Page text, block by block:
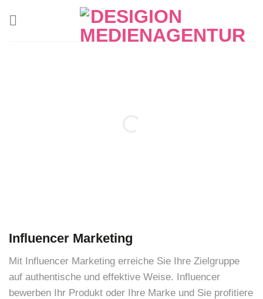
Influencer Marketing
Mit Influencer Marketing erreiche Sie Ihre Zielgruppe
auf authentische und effektive Weise. Influencer
bewerben Ihr Produkt oder Ihre Marke und Sie profitiere